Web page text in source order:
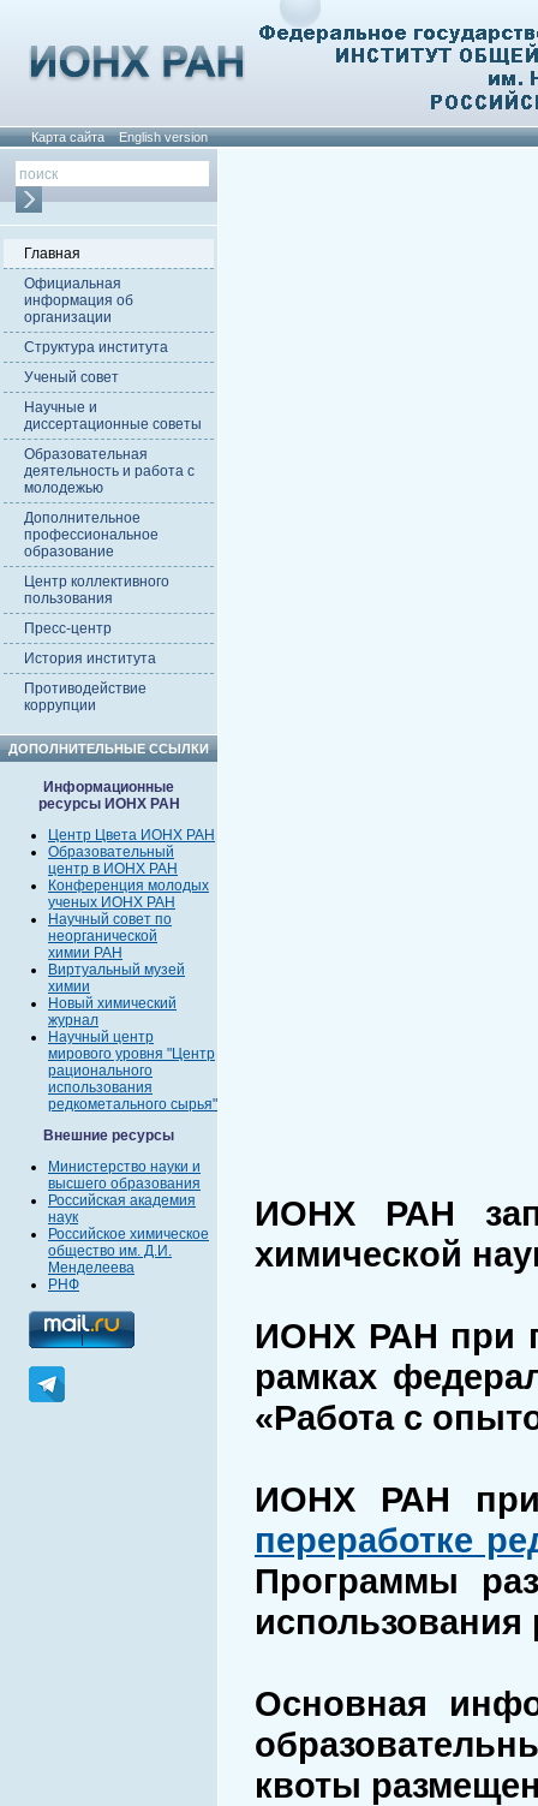
Карта сайта English version
Главная
Официальная
информация об
организации
Структура института
Ученый совет
Научные и
диссертационные советы
Образовательная
деятельность и работа с
молодежью
Дополнительное
профессиональное
образование
Центр коллективного
пользования
Пресс-центр
История института
Противодействие
коррупции
ДОПОЛНИТЕЛЬНЫЕ ССЫЛКИ
Информационные
ресурсы ИОНХ РАН
Центр Цвета ИОНХ РАН
Образовательный
центр в ИОНХ РАН
Конференция молодых
ученых ИОНХ РАН
Научный совет по
неорганической
химии РАН
Виртуальный музей
химии
Новый химический
журнал
Научный центр
мирового уровня "Центр
рационального
использования
редкометального сырья"
Внешние ресурсы
Министерство науки и
высшего образования
Российская академия
наук
Российское химическое
общество им. Д.И.
Менделеева
РНФ
ИОНХ РАН
химической
ИОНХ РАН при
рамках
«Работа с
ИОНХ РАН при
переработке
Программы
Основная
квоты